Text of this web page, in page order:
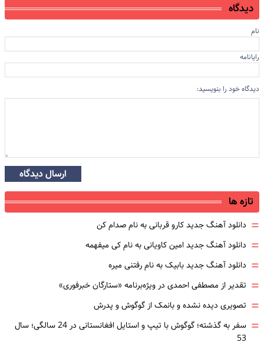
دیدگاه
نام
رایانامه
دیدگاه خود را بنویسید:
ارسال دیدگاه
تازه ها
= دانلود آهنگ جدید کارو قربانی به نام صدام کن
= دانلود آهنگ جدید امین کاویانی به نام کی میفهمه
= دانلود آهنگ جدید بابیک به نام رفتنی میره
= تقدیر از مصطفی احمدی در ویژه‌برنامه «ستارگان خبرفوری»
= تصویری دیده نشده و بانمک از گوگوش و پدرش
=
سفر به گذشته؛ گوگوش با تیپ و استایل افغانستانی در 24 سالگی؛ سال
53